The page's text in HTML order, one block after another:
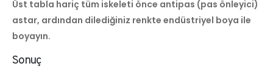
Üst tabla hariç tüm iskeleti önce antipas (pas önleyici)
astar, ardından dilediğiniz renkte endüstriyel boya ile
boyayın.
Sonuç